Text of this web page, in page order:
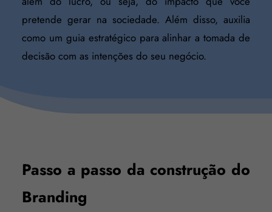
pretende gerar na sociedade. Além disso, auxilia
como um guia estratégico para alinhar a tomada de
decisão com as intenções do seu negócio.
Passo a passo da construção do
Branding